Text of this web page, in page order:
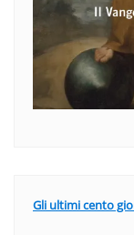
Gli ultimi cento